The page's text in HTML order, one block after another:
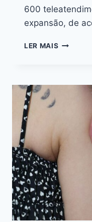
600
expansão, de
LER MAIS